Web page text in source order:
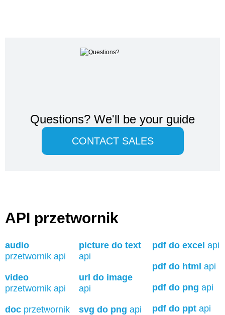
Questions? We'll be your guide
CONTACT SALES
API przetwornik
audio
przetwornik api
video
przetwornik api
doc przetwornik
picture do text
api
url do image
api
svg do png api
pdf do excel api
pdf do html api
pdf do png api
pdf do ppt api